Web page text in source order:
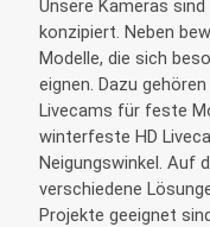
Unsere Kameras
konzipiert. Neben
Modelle, die sich
eignen. Dazu
Livecams für feste
winterfeste HD
Neigungswinkel. Auf
verschiedene
Projekte geeignet